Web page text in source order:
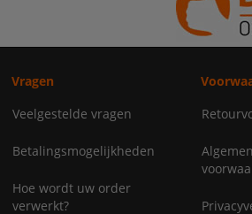
Vragen
Veelgestelde vragen
Betalingsmogelijkheden
Hoe wordt uw order
verwerkt?